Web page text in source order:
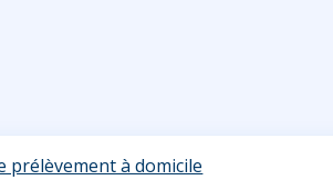
prélèvement à domicile